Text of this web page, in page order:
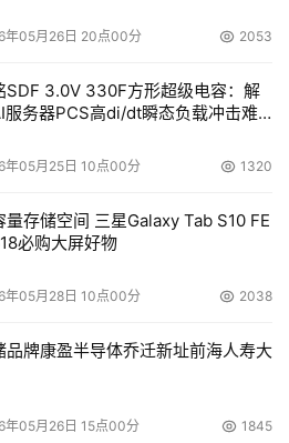
、API攻击、流量洪水等威胁，填
防御范式必须跃迁
驱动的、不可逆的安全升级，其影
面：
是新的攻击面与算力载体
让AI具备“行动权”，意味着攻击可
，传统边界防护、规则库更新速度
年05月26日 20点00分 2053
SDF 3.0V 330F方形超级电容：解
服务器PCS高di/dt瞬态负载冲击难
年05月25日 10点00分 1320
量存储空间 三星Galaxy Tab S10 FE
必购大屏好物
年05月28日 10点00分 2038
品牌康盈半导体乔迁新址前海人寿大
年05月26日 15点00分 1845